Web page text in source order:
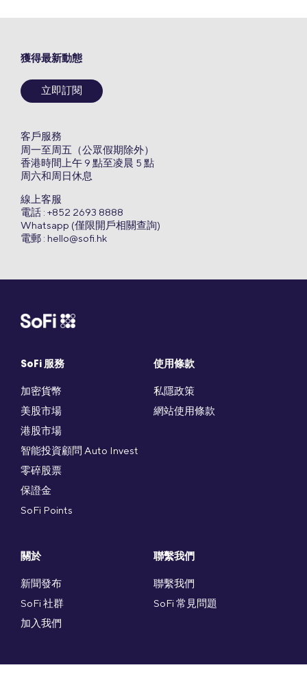
SoFi 服務
加密貨幣
美股市場
港股市場
智能投資顧問 Auto Invest
零碎股票
保證金
SoFi Points
使用條款
私隱政策
網站使用條款
關於
新聞發布
SoFi 社群
加入我們
聯繫我們
聯繫我們
SoFi 常見問題
獲得最新動態
立即訂閱
客戶服務
周一至周五（公眾假期除外）
香港時間上午 9 點至凌晨 5 點
周六和周日休息
線上客服
電話 : +852 2693 8888
Whatsapp (僅限開戶相關查詢)
電郵 : hello@sofi.hk